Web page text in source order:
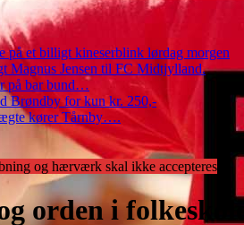
et billigt kineserblink lørdag morgen
Magnus Jensen til FC Midtjylland.
på bar bund…
Brøndby for kun kr. 250,-
kører Tårnby….
og hærværk skal ikke accepteres
orden i